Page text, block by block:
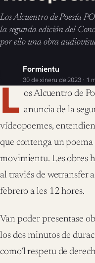
Los Alcuentro de Poesía
la segunda edición del
por ello una obra
Formientu
30 de xineru de 2023 · 1
L os Alcuentro de
anuncia de la
vídeopoemes,
que contenga un
movimientu. Les obres
al traviés de wetransfer
febrero a les 12 hores.
Van poder presentase
los dos minutos de
como’l respetu de